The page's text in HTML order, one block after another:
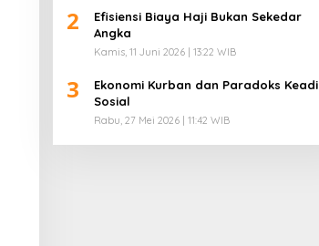
2
Efisiensi Biaya Haji Bukan Sekedar
Angka
Kamis, 11 Juni 2026 | 13:22 WIB
3
Ekonomi Kurban dan Paradoks
Sosial
Rabu, 27 Mei 2026 | 11:42 WIB